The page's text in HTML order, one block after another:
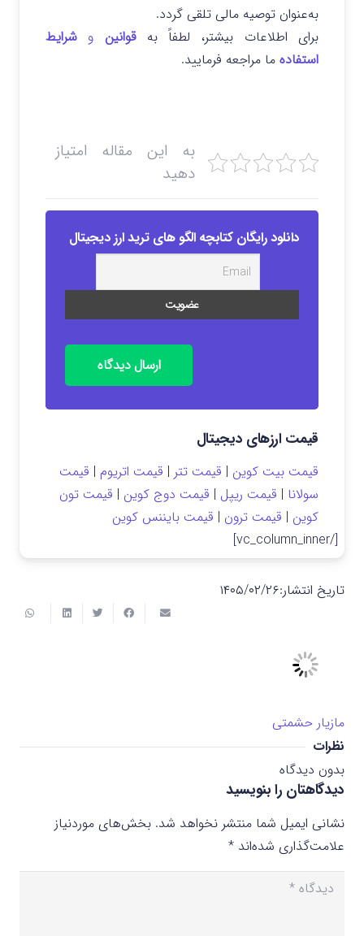
به‌عنوان توصیه مالی تلقی گردد.
برای اطلاعات بیشتر، لطفاً بهقوانین و شرایط
استفاده ما مراجعه فرمایید.
به این مقاله امتیاز
دهید
دانلود رایگان کتابچه الگو های ترید ارز دیجیتال
ارسال دیدگاه
قیمت ارزهای دیجیتال
قیمت بیت کوین | قیمت تتر | قیمت اتریوم | قیمت
سولانا | قیمت ریپل | قیمت دوج کوین | قیمت تون
کوین | قیمت ترون | قیمت بایننس کوین
[/vc_column_inner]
تاریخ انتشار:۱۴۰۵/۰۲/۲۶
مازیار حشمتی
نظرات
بدون دیدگاه
دیدگاهتان را بنویسید
نشانی ایمیل شما منتشر نخواهد شد. بخش‌های موردنیاز
علامت‌گذاری شده‌اند *